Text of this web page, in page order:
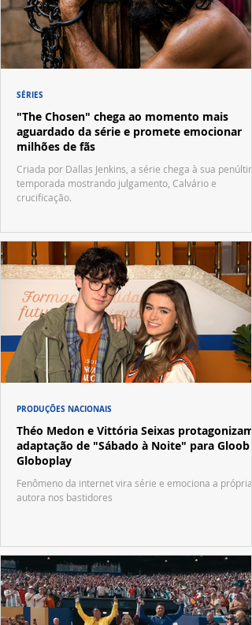
"The Chosen" chega ao momento mais
aguardado da série e promete emocionar
milhões de fãs
Criada por Dallas Jenkins, a série chega à sua
temporada mostrando julgamento, Calvário e
crucificação.
SÉRIES
Théo Medon e Vittória Seixas protagonizam
adaptação de "Sábado à Noite" para Gloob e
Globoplay
Fenômeno da internet vira série e emociona a própria
autora nos bastidores
PRODUÇÕES NACIONAIS